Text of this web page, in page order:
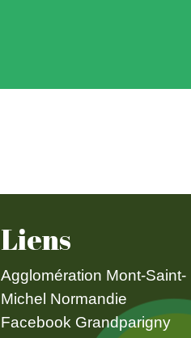
Liens
Agglomération Mont-Saint-
Michel Normandie
Facebook Grandparigny